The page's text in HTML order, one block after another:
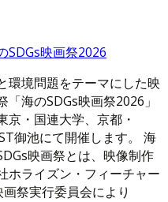
SDGs映画祭2026
環境問題をテーマにした映
「海のSDGs映画祭2026」
京・国連大学、京都・
御池にて開催します。 海
映画祭とは、映像制作
ホライズン・フィーチャー
祭実行委員会により